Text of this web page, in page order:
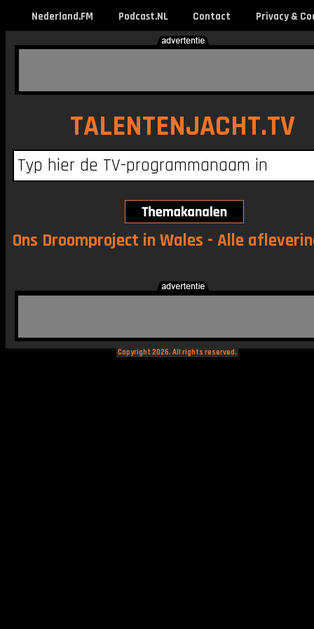
Nederland.FM Podcast.NL Contact Privacy &
TALENTENJACHT.TV
Ons Droomproject in Wales - Alle
Copyright 2026. All rights reserved.